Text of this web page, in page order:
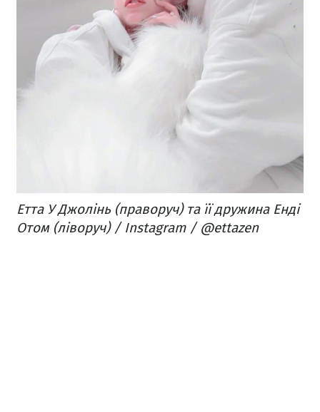
Етта У Джолінь (праворуч) та її дружина Енді
Отом (ліворуч) / Instagram / @ettazen